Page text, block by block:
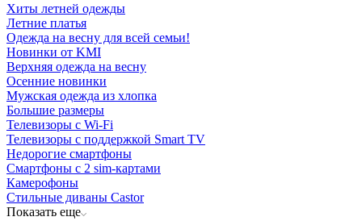
Хиты летней одежды
Летние платья
Одежда на весну для всей семьи!
Новинки от KMI
Верхняя одежда на весну
Осенние новинки
Мужская одежда из хлопка
Большие размеры
Телевизоры с Wi-Fi
Телевизоры с поддержкой Smart TV
Недорогие смартфоны
Смартфоны с 2 sim-картами
Камерофоны
Стильные диваны Castor
Показать еще